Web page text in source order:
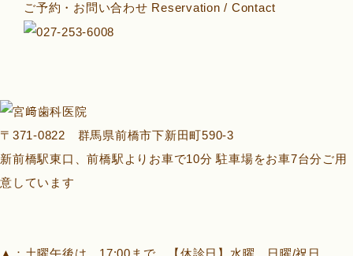
ご予約・お問い合わせ Reservation / Contact
〒371-0822 群馬県前橋市下新田町590-3
新前橋駅東口、前橋駅よりお車で10分 駐車場をお車7台分ご用
意しています